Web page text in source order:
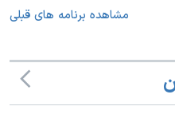
مشاهده برنامه های قبلی